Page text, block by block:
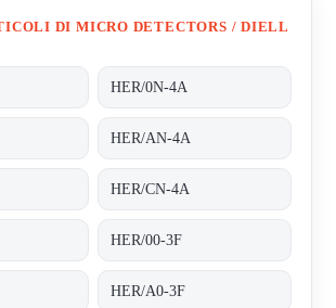
DI MICRO DETECTORS / DIELL
HER/0N-4A
HER/AN-4A
HER/CN-4A
HER/00-3F
HER/A0-3F